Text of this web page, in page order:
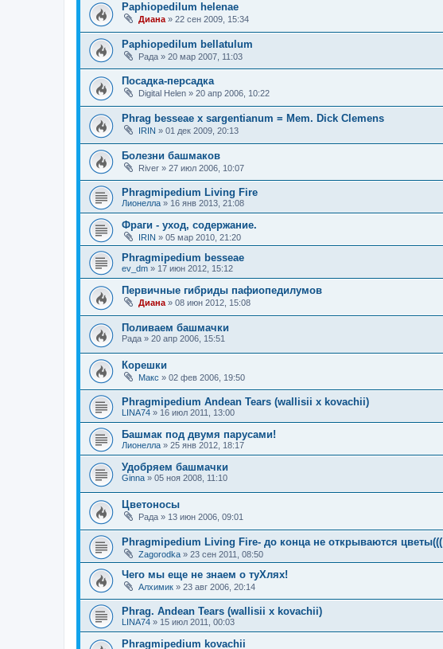
Paphiopedilum helenae
Диана » 22 сен 2009, 15:34
Paphiopedilum bellatulum
Рада » 20 мар 2007, 11:03
Посадка-персадка
Digital Helen » 20 апр 2006, 10:22
Phrag besseae x sargentianum = Mem. Dick Clemens
IRIN » 01 дек 2009, 20:13
Болезни башмаков
River » 27 июл 2006, 10:07
Phragmipedium Living Fire
Лионелла » 16 янв 2013, 21:08
Фраги - уход, содержание.
IRIN » 05 мар 2010, 21:20
Phragmipedium besseae
ev_dm » 17 июн 2012, 15:12
Первичные гибриды пафиопедилумов
Диана» 08 июн 2012, 15:08
Поливаем башмачки
Рада » 20 апр 2006, 15:51
Корешки
Макс » 02 фев 2006, 19:50
Phragmipedium Andean Tears (wallisii x kovachii)
LINA74 » 16 июл 2011, 13:00
Башмак под двумя парусами!
Лионелла » 25 янв 2012, 18:17
Удобряем башмачки
Ginna » 05 ноя 2008, 11:10
Цветоносы
Рада » 13 июн 2006, 09:01
Phragmipedium Living Fire- до конца не открываются цветы(((
Zagorodka » 23 сен 2011, 08:50
Чего мы еще не знаем о туХлях!
Алхимик » 23 авг 2006, 20:14
Phrag. Andean Tears (wallisii x kovachii)
LINA74 » 15 июл 2011, 00:03
Phragmipedium kovachii